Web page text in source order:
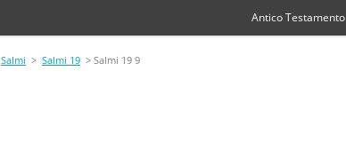
Antico Testamento
Salmi > Salmi 19 > Salmi 19 9